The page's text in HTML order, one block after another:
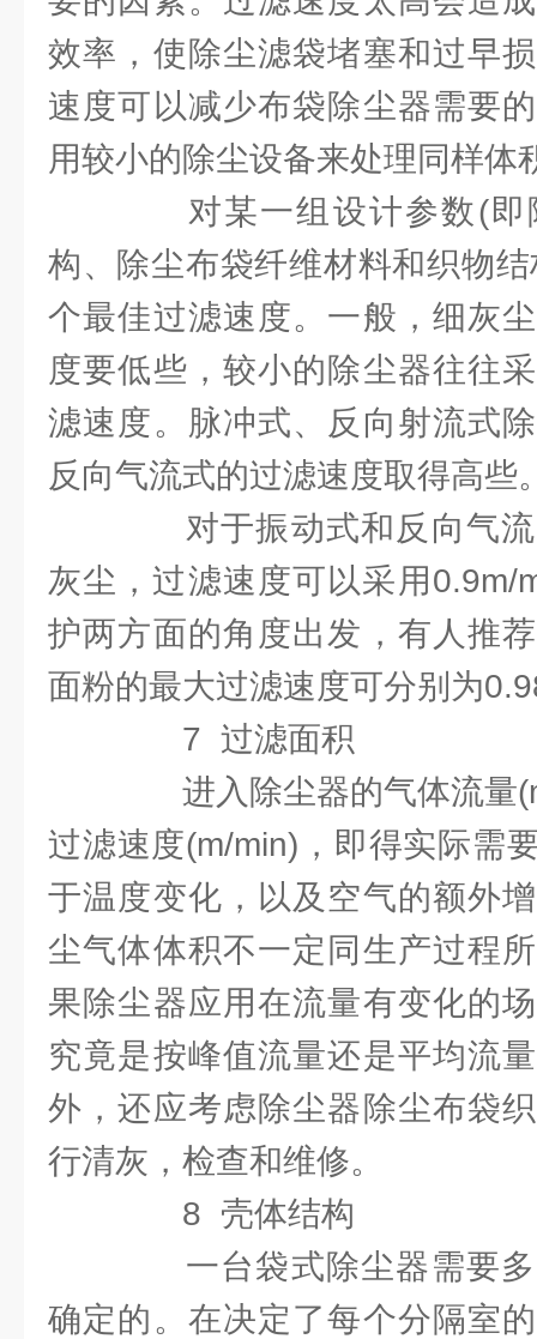
效率，使除尘滤袋堵塞和过早
速度可以减少布袋除尘器需要
用较小的除尘设备来处理同样体
对某一组设计参数(即
构、除尘布袋纤维材料和织物
个最佳过滤速度。一般，细灰
度要低些，较小的除尘器往往
滤速度。脉冲式、反向射流式
反向气流式的过滤速度取得高些
对于振动式和反向气流
灰尘，过滤速度可以采用0.9m/
护两方面的角度出发，有人推
面粉的最大过滤速度可分别为
7 过滤面积
进入除尘器的气体流量
过滤速度(m/min)，即得实际需
于温度变化，以及空气的额外
尘气体体积不一定同生产过程
果除尘器应用在流量有变化的
究竟是按峰值流量还是平均流
外，还应考虑除尘器除尘布袋
行清灰，检查和维修。
8 壳体结构
一台袋式除尘器需要多
确定的。在决定了每个分隔室